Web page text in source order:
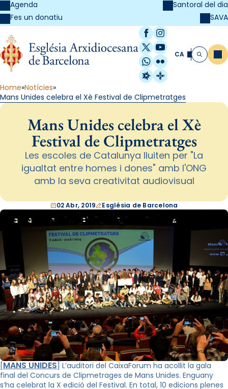
Agenda
Fes un donatiu
Santoral del dia
SAVA
Facebook
Instagram
X / Twitter
YouTube
WhatsApp
Flickr
Radio Estel
Catalunya
CA Cerca
Home Notícies
Mans Unides celebra el Xè Festival de Clipmetratges
Mans Unides celebra el Xè
Festival de Clipmetratges
Les escoles de Catalunya lluiten per "La
igualtat entre homes i dones" amb l'ONG
amb la seva creativitat audiovisual
02 Abr, 2019 Església de Barcelona
[MANS UNIDES] L’auditori del CaixaForum ha acollit la gala
final del Concurs de Clipmetrages de Mans Unides. Enguany
s’ha celebrat la X edició del Festival. En total, 10 edicions plenes